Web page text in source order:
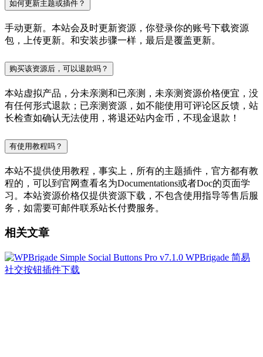
如何更新主题或插件？
手动更新。本站会及时更新资源，你登录你的账号下载资源
包，上传更新。和安装步骤一样，最后是覆盖更新。
购买该资源后，可以退款吗？
本站虚拟产品，分未亲测和已亲测，未亲测资源价格便宜，没
有任何形式退款；已亲测资源，如不能使用可评论区反馈，站
长检查如确认无法使用，将退还站内金币，不现金退款！
有使用教程吗？
本站不提供使用教程，事实上，所有的主题插件，官方都有教
程的，可以到官网查看名为Documentations或者Doc的页面学
习。本站资源价格仅提供资源下载，不包含使用指导等售后服
务，如需要可邮件联系站长付费服务。
相关文章